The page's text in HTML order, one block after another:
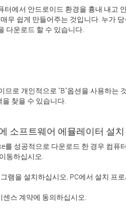
터에서 안드로이드 환경을 흉내 내고
우 쉽게 만들어주는 것입니다. 누가
찾을 수 있습니다.
소프트웨어 에뮬레이터 설치
를 성공적으로 다운로드 한 경우 컴퓨